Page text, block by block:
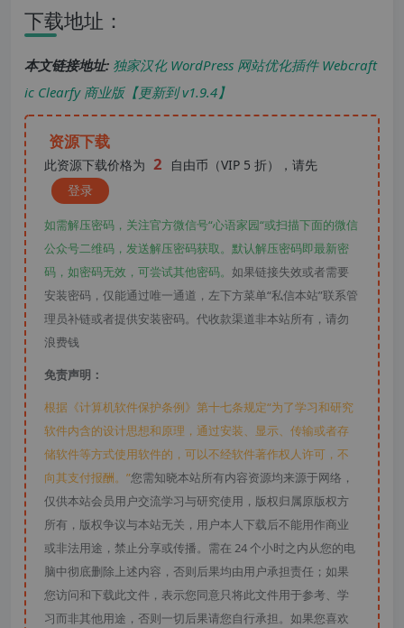
下载地址：
本文链接地址: 独家汉化 WordPress 网站优化插件 Webcraft
ic Clearfy 商业版【更新到 v1.9.4】
资源下载
此资源下载价格为 2
自由币（VIP 5 折），请先
登录
如需解压密码，关注官方微信号“心语家园“或扫描下面的微信
公众号二维码，发送解压密码获取。默认解压密码即最新密
码，如密码无效，可尝试其他密码。 如果链接失效或者需要
安装密码，仅能通过唯一通道，左下方菜单“私信本站”联系管
理员补链或者提供安装密码。代收款渠道非本站所有，请勿
浪费钱
免责声明：
根据《计算机软件保护条例》第十七条规定“为了学习和研究
软件内含的设计思想和原理，通过安装、显示、传输或者存
储软件等方式使用软件的，可以不经软件著作权人许可，不
向其支付报酬。”您需知晓本站所有内容资源均来源于网络，
仅供本站会员用户交流学习与研究使用，版权归属原版权方
所有，版权争议与本站无关，用户本人下载后不能用作商业
或非法用途，禁止分享或传播。需在 24 个小时之内从您的电
脑中彻底删除上述内容，否则后果均由用户承担责任；如果
您访问和下载此文件，表示您同意只将此文件用于参考、学
习而非其他用途，否则一切后果请您自行承担。如果您喜欢